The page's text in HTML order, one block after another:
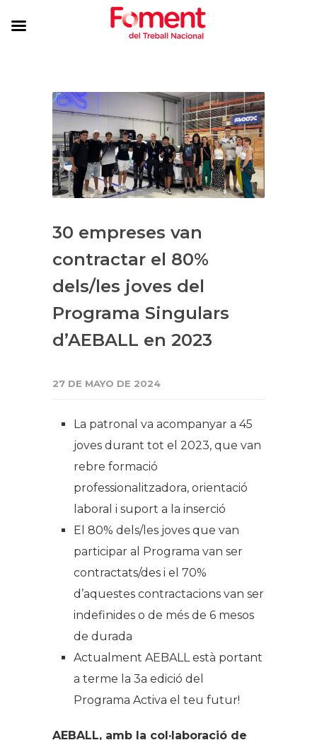
30 empreses van
contractar el 80%
dels/les joves del
Programa Singulars
d’AEBALL en 2023
27 DE MAYO DE 2024
La patronal va acompanyar a 45
joves durant tot el 2023, que van
rebre formació
professionalitzadora, orientació
laboral i suport a la inserció
El 80% dels/les joves que van
participar al Programa van ser
contractats/des i el 70%
d’aquestes contractacions van ser
indefinides o de més de 6 mesos
de durada
Actualment AEBALL està portant
a terme la 3a edició del
Programa Activa el teu futur!
AEBALL, amb la col·laboració de